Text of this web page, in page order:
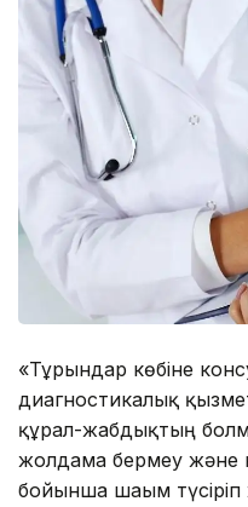
«Тұрғындар көбіне
диагностикалық
құрал-жабдықтың
жолдама бермеу және
бойынша шағым